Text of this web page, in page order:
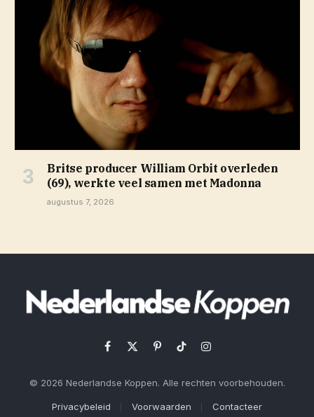
Britse producer William Orbit overleden
(69), werkte veel samen met Madonna
augustus 7, 2026
Facebook
X
PinterestTikTokInstagram
© 2026 Nederlandse Koppen. Alle rechten voorbehouden.
Privacybeleid Voorwaarden Contacteer